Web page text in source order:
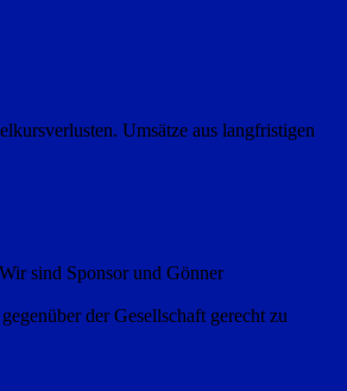
Umsätze aus langfristigen
sind Sponsor und Gönner
der Gesellschaft gerecht zu